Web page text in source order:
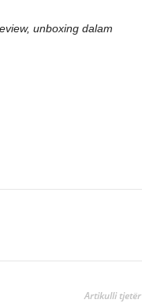
unboxing dalam
Artikulli tjetër